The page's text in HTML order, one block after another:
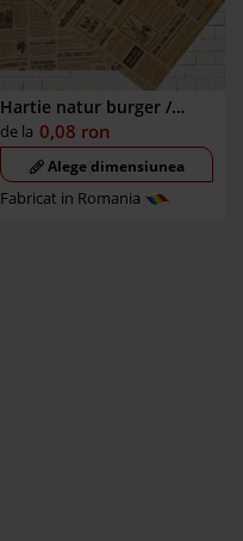
Hartie natur burger /
cartofi ZIAR
de la 0,08 ron
Alege dimensiunea
Fabricat in Romania